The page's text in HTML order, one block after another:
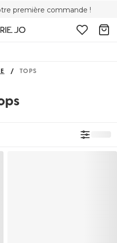
première commande !
à partir de 90 €
boutiques en Belgique
TOPS